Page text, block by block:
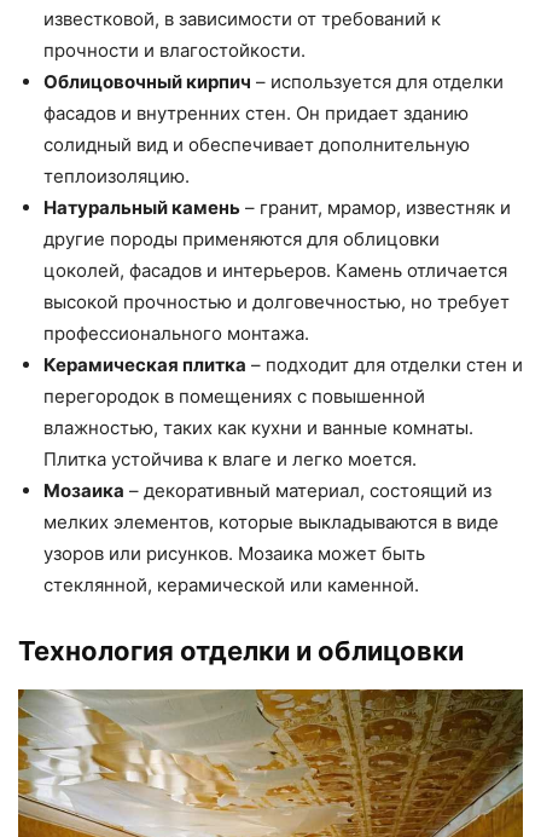
известковой, в зависимости от требований к
прочности и влагостойкости.
Облицовочный кирпич – используется для отделки
фасадов и внутренних стен. Он придает зданию
солидный вид и обеспечивает дополнительную
теплоизоляцию.
Натуральный камень – гранит, мрамор, известняк и
другие породы применяются для облицовки
цоколей, фасадов и интерьеров. Камень отличается
высокой прочностью и долговечностью, но требует
профессионального монтажа.
Керамическая плитка – подходит для отделки стен и
перегородок в помещениях с повышенной
влажностью, таких как кухни и ванные комнаты.
Плитка устойчива к влаге и легко моется.
Мозаика – декоративный материал, состоящий из
мелких элементов, которые выкладываются в виде
узоров или рисунков. Мозаика может быть
стеклянной, керамической или каменной.
Технология отделки и облицовки